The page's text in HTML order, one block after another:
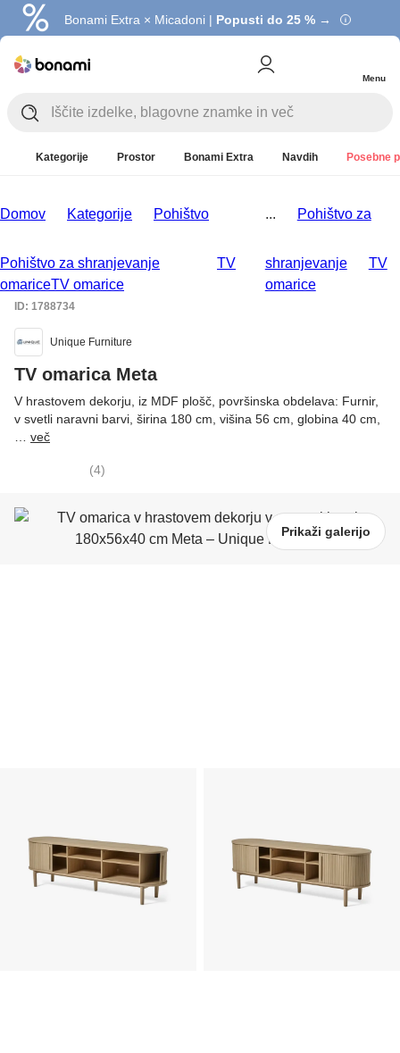
Bonami Extra × Micadoni | Popusti do 25 % →
Menu
Kategorije Prostor Bonami Extra Navdih Posebne
Domov Kategorije Pohištvo
Pohištvo za shranjevanje
TV
omariceTV omarice
... Pohištvo za
shranjevanje
TV
omarice
Prikaži galerijo
ID: 1788734
Unique Furniture
TV omarica Meta
V hrastovem dekorju, iz MDF plošč, površinska obdelava: Furnir,
v svetli naravni barvi, širina 180 cm, višina 56 cm, globina 40 cm
več
(4)